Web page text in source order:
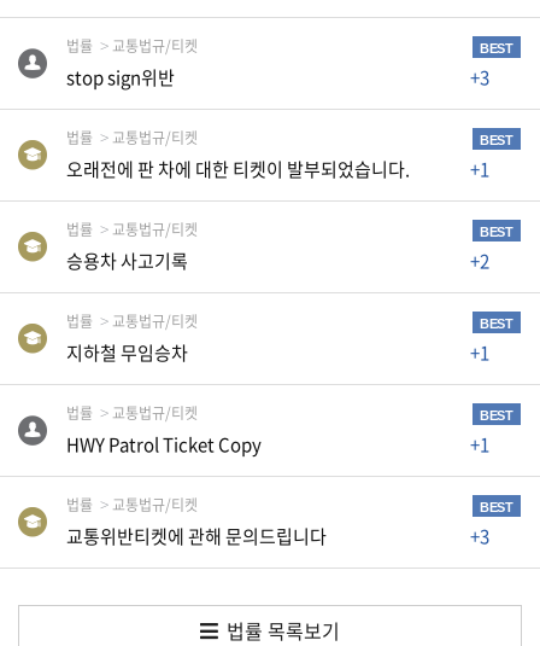
이
칙
안
내
인
바
다
A
S
K
법률 교통법규/티켓 BEST
stop sign위반 +3
법률 교통법규/티켓 BEST
오래전에 판 차에 대한 티켓이 발부되었습니다. +1
법률 교통법규/티켓 BEST
승용차 사고기록 +2
법률 교통법규/티켓 BEST
지하철 무임승차 +1
법률 교통법규/티켓 BEST
HWY Patrol Ticket Copy +1
법률 교통법규/티켓 BEST
교통위반티켓에 관해 문의드립니다 +3
법률 목록보기